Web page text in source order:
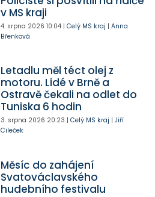
v MS kraji
4. srpna 2026 10:04| Celý MS kraj | Anna
Břenková
Letadlu měl téct olej z
motoru. Lidé v Brně a
Ostravě čekali na odlet do
Tuniska 6 hodin
3. srpna 2026 20:23 | Celý MS kraj | Jiří
Cileček
Měsíc do zahájení
Svatováclavského
hudebního festivalu